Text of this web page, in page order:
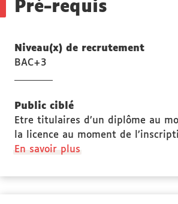
Pré-requis
Niveau(x) de recrutement
BAC+3
Public ciblé
Etre titulaires d’un diplôme au
la licence au moment de
En savoir plus
des